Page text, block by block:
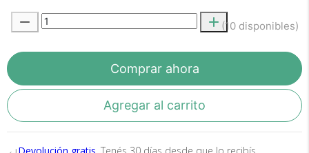
(10 disponibles)
Comprar ahora
Agregar al carrito
te devolvemos tu dinero.
En Bidcom te aseguramos recibir el producto
que esperabas o te devolvemos el 100% de tu
dinero!